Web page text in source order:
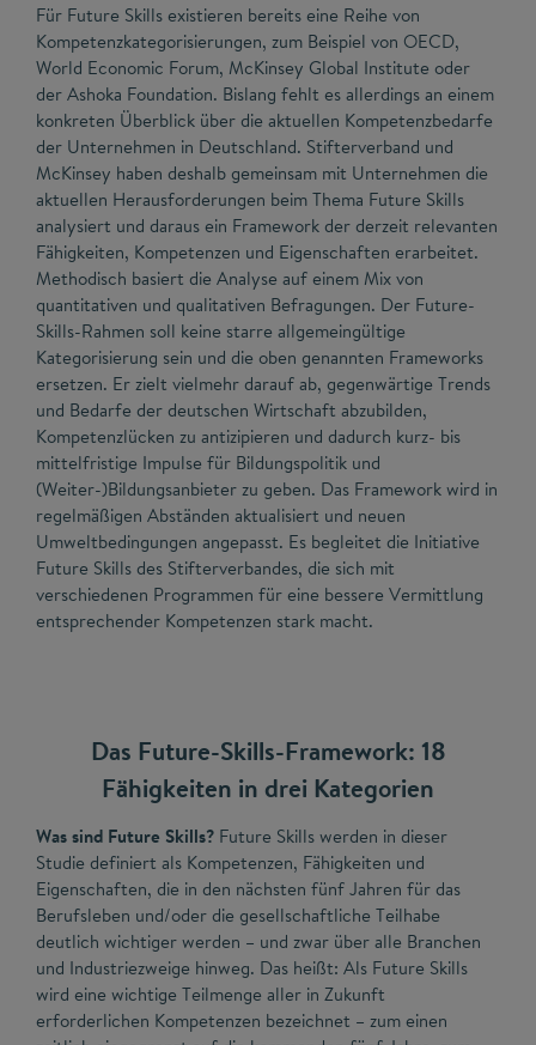
Für Future Skills existieren bereits eine Reihe von
Kompetenzkategorisierungen, zum Beispiel von OECD,
World Economic Forum, McKinsey Global Institute oder
der Ashoka Foundation. Bislang fehlt es allerdings an einem
konkreten Überblick über die aktuellen Kompetenzbedarfe
der Unternehmen in Deutschland. Stifterverband und
McKinsey haben deshalb gemeinsam mit Unternehmen die
aktuellen Herausforderungen beim Thema Future Skills
analysiert und daraus ein Framework der derzeit relevanten
Fähigkeiten, Kompetenzen und Eigenschaften erarbeitet.
Methodisch basiert die Analyse auf einem Mix von
quantitativen und qualitativen Befragungen. Der Future-
Skills-Rahmen soll keine starre allgemeingültige
Kategorisierung sein und die oben genannten Frameworks
ersetzen. Er zielt vielmehr darauf ab, gegenwärtige Trends
und Bedarfe der deutschen Wirtschaft abzubilden,
Kompetenzlücken zu antizipieren und dadurch kurz- bis
mittelfristige Impulse für Bildungspolitik und
(Weiter-)Bildungsanbieter zu geben. Das Framework wird in
regelmäßigen Abständen aktualisiert und neuen
Umweltbedingungen angepasst. Es begleitet die Initiative
Future Skills des Stifterverbandes, die sich mit
verschiedenen Programmen für eine bessere Vermittlung
entsprechender Kompetenzen stark macht.
Das Future-Skills-Framework: 18
Fähigkeiten in drei Kategorien
Was sind Future Skills? Future Skills werden in dieser
Studie definiert als Kompetenzen, Fähigkeiten und
Eigenschaften, die in den nächsten fünf Jahren für das
Berufsleben und/oder die gesellschaftliche Teilhabe
deutlich wichtiger werden – und zwar über alle Branchen
und Industriezweige hinweg. Das heißt: Als Future Skills
wird eine wichtige Teilmenge aller in Zukunft
erforderlichen Kompetenzen bezeichnet – zum einen